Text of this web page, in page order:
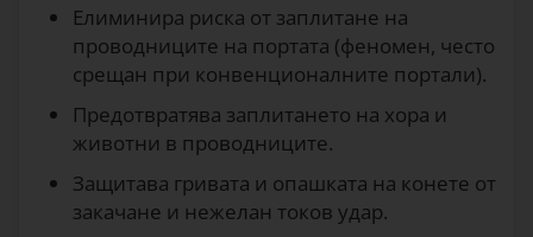
Елиминира риска от заплитане на
проводниците на портата (феномен, често
срещан при конвенционалните портали).
Предотвратява заплитането на хора и
животни в проводниците.
Защитава гривата и опашката на конете от
закачане и нежелан токов удар.